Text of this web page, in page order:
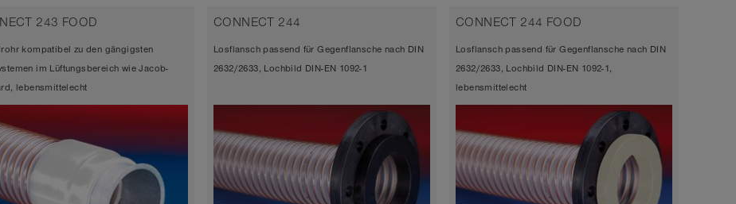
243 FOOD
kompatibel zu den gängigsten
im Lüftungsbereich wie Jacob-
lebensmittelecht
CONNECT 244
Losflansch passend für Gegenflansche nach DIN
2632/2633, Lochbild DIN-EN 1092-1
CONNECT 244 FOOD
Losflansch passend für Gegenflansche nach DIN
2632/2633, Lochbild DIN-EN 1092-1,
lebensmittelecht